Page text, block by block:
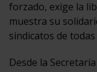
forzado, exige la
muestra su
sindicatos de
Desde la